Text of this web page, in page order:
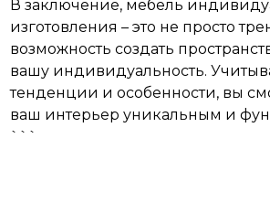
В заключение, мебель
изготовления – это не просто
возможность создать
вашу индивидуальность.
тенденции и особенности, вы
ваш интерьер уникальным и
```